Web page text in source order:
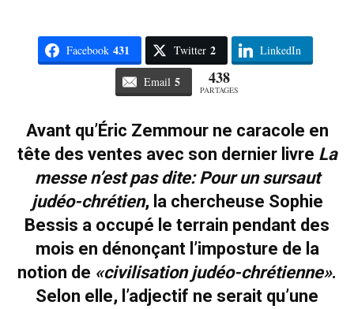
Facebook 431 Twitter 2 LinkedIn
Email 5 438
PARTAGES
Avant qu’Éric Zemmour ne caracole en
tête des ventes avec son dernier livre La
messe n’est pas dite: Pour un sursaut
judéo-chrétien, la chercheuse Sophie
Bessis a occupé le terrain pendant des
mois en dénonçant l’imposture de la
notion de «civilisation judéo-chrétienne».
Selon elle, l’adjectif ne serait qu’une